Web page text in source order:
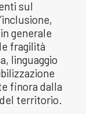
sul
generale
fragilità
linguaggio
finora dalla
territorio.